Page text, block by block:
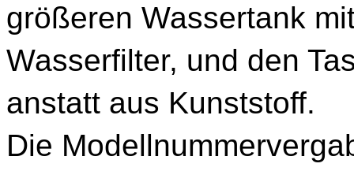
größeren Wassertank
Wasserfilter, und den
anstatt aus Kunststoff.
Die